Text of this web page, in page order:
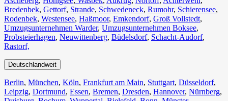
Bredenbek, Gettorf, Strande, Schwedeneck, Rumohr, Schierensee,
Rodenbek, Westensee, Haßmoor, Emkendorf, Groß Vollstedt,
Umzugsunternehmen Warder, Umzugsunternehmen Boksee,
Probsteierhagen, Neuwittenberg, Büdelsdorf, Schacht-Audorf,
Rastorf,
Deutschlandweit
Berlin⁠, München, Köln⁠, Frankfurt am Main, Stuttgart, Düsseldorf,
Leipzig, Dortmund, Essen, Bremen, Dresden, Hannover, Nürnberg,